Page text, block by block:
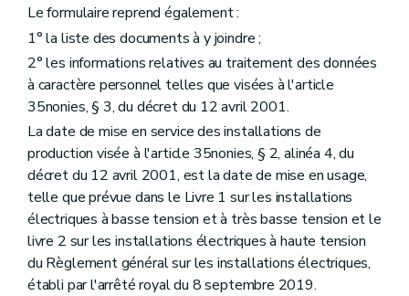
Le formulaire reprend également :
1° la liste des documents à y joindre ;
2° les informations relatives au traitement des données
à caractère personnel telles que visées à l'article
35nonies, § 3, du décret du 12 avril 2001.
La date de mise en service des installations de
production visée à l'article 35nonies, § 2, alinéa 4, du
décret du 12 avril 2001, est la date de mise en usage,
telle que prévue dans le Livre 1 sur les installations
électriques à basse tension et à très basse tension et le
livre 2 sur les installations électriques à haute tension
du Règlement général sur les installations électriques,
établi par l'arrêté royal du 8 septembre 2019.